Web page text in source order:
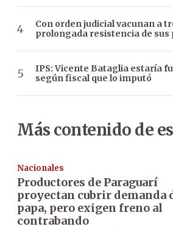
Con orden judicial vacunan a
prolongada resistencia de sus
IPS: Vicente Bataglia estaría
según fiscal que lo imputó
Más contenido de
Nacionales
Productores de Paraguarí
proyectan cubrir demanda
papa, pero exigen freno al
contrabando